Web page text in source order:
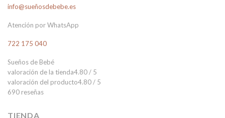
se
elegir
de
producto
info@sueñosdebebe.es
Atención por WhatsApp
722 175 040
Sueños de Bebé
valoración de la tienda4.80 / 5
valoración del producto4.80 / 5
690 reseñas
TIENDA